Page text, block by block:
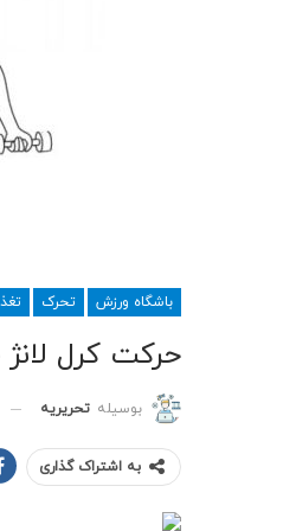
باشگاه ورزش تحرک
حرکت کرل لانژ
بوسیله تحریریه
به اشتراک گذاری